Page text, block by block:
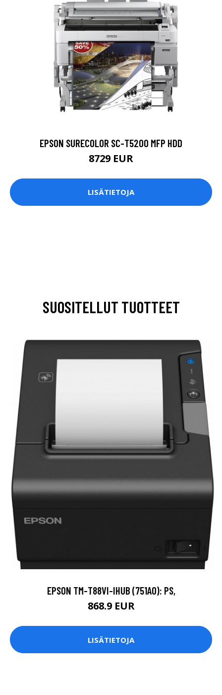
EPSON SURECOLOR SC-T5200 MFP HDD
8729 EUR
LISÄTIETOJA
SUOSITELLUT TUOTTEET
EPSON TM-T88VI-IHUB (751A0): PS,
868.9 EUR
LISÄTIETOJA